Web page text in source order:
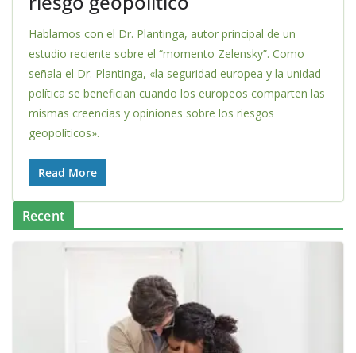
Hablamos con el Dr. Plantinga, autor principal de un
estudio reciente sobre el “momento Zelensky”. Como
señala el Dr. Plantinga, «la seguridad europea y la unidad
política se benefician cuando los europeos comparten las
mismas creencias y opiniones sobre los riesgos
geopolíticos».
Read More
Recent